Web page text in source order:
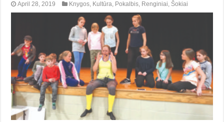
April 28, 2019 Knygos, Kultūra, Pokalbis, Renginiai, Šokiai